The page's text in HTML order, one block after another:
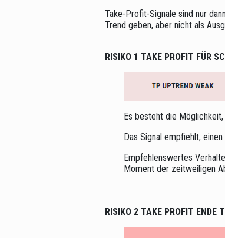
Take-Profit-Signale sind nur
Trend geben, aber nicht als
RISIKO 1 TAKE PROFIT FÜR
Es besteht die
Das Signal empfiehlt,
Empfehlenswertes
Moment der zeitweiligen
RISIKO 2 TAKE PROFIT